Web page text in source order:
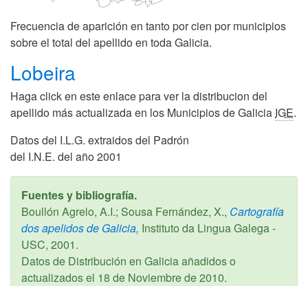
Frecuencia de aparición en tanto por cien por municipios
sobre el total del apellido en toda Galicia.
Lobeira
Haga click en este enlace para ver la distribucion del
apellido más actualizada en los Municipios de Galicia IGE.
Datos del I.L.G. extraidos del Padrón
del I.N.E. del año 2001
Fuentes y bibliografía.
Boullón Agrelo, A.I.; Sousa Fernández, X., Cartografía
dos apelidos de Galicia, Instituto da Lingua Galega -
USC, 2001.
Datos de Distribución en Galicia añadidos o
actualizados el 18 de Noviembre de 2010.